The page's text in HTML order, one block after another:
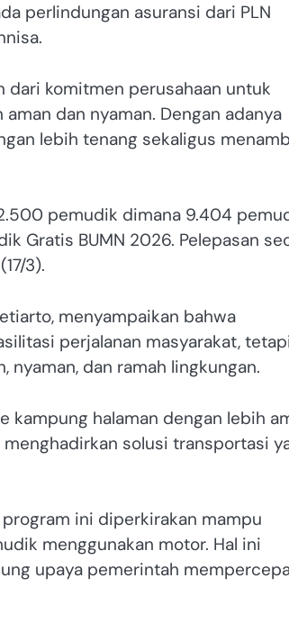
perlindungan asuransi dari PLN
dari komitmen perusahaan untuk
dan nyaman. Dengan adanya
lebih tenang sekaligus
pemudik dimana 9.404
Gratis BUMN 2026. Pelepasan
3).
menyampaikan bahwa
perjalanan masyarakat,
nyaman, dan ramah lingkungan.
kampung halaman dengan lebih
solusi transportasi
ini diperkirakan mampu
menggunakan motor. Hal ini
upaya pemerintah